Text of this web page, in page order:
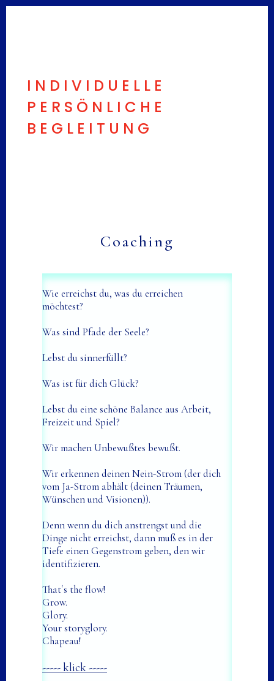
INDIVIDUELLE
PERSÖNLICHE
BEGLEITUNG
Coaching
Wie erreichst du, was du erreichen
möchtest?
Was sind Pfade der Seele?
Lebst du sinnerfüllt?
Was ist für dich Glück?
Lebst du eine schöne Balance aus Arbeit,
Freizeit und Spiel?
Wir machen Unbewußtes bewußt.
Wir erkennen deinen Nein-Strom (der dich
vom Ja-Strom abhält (deinen Träumen,
Wünschen und Visionen)).
Denn wenn du dich anstrengst und die
Dinge nicht erreichst, dann muß es in der
Tiefe einen Gegenstrom geben, den wir
identifizieren.
That´s the flow!
Grow.
Glory.
Your storyglory.
Chapeau!
----- klick -----